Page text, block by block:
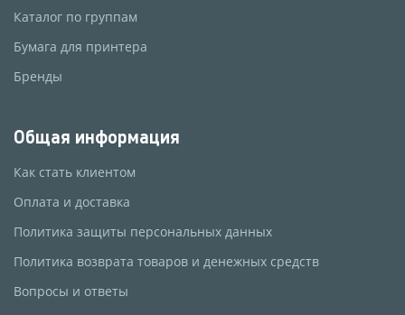
Каталог по группам
Бумага для принтера
Бренды
Общая информация
Как стать клиентом
Оплата и доставка
Политика защиты персональных данных
Политика возврата товаров и денежных средств
Вопросы и ответы